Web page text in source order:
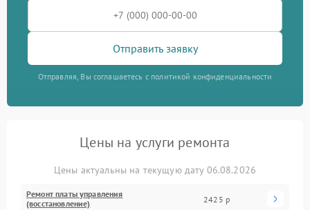
Отправить заявку
Отправляя, Вы соглашаетесь с политикой конфиденциальности
Цены на услуги ремонта
Цены актуальны на текущую дату 06.08.2026
Ремонт платы управления
(восстановление)
2425 р